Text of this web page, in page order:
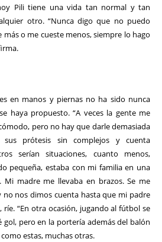
Pili tiene una vida tan normal y tan
otro. “Nunca digo que no puedo
más o me cueste menos, siempre lo hago
en manos y piernas no ha sido nunca
haya propuesto. “A veces la gente me
pero no hay que darle demasiada
sus prótesis sin complejos y cuenta
serían situaciones, cuanto menos,
pequeña, estaba con mi familia en una
Mi madre me llevaba en brazos. Se me
no nos dimos cuenta hasta que mi padre
ríe. “En otra ocasión, jugando al fútbol se
gol, pero en la portería además del balón
estas, muchas otras.